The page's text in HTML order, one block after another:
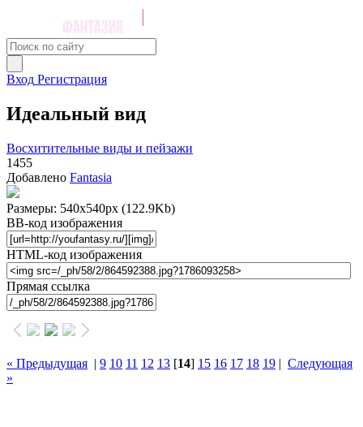
Вход Регистрация
Идеальный вид
Восхитительные виды и пейзажи
1455
Добавлено Fantasia
Размеры: 540x540px (122.9Kb)
BB-код изображения
HTML-код изображения
Прямая ссылка
« Предыдущая | 9 10 11 12 13 [14] 15 16 17 18 19 | Следующая
»